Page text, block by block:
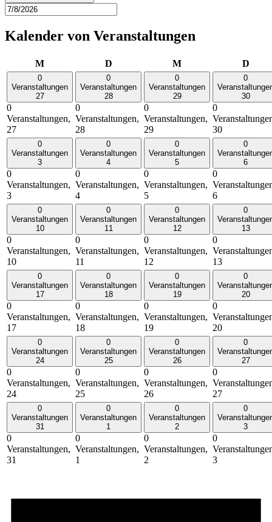
Kalender von Veranstaltungen
MMontag DDienstag MMittwoch D
0
Veranstaltungen
27
0
Veranstaltungen,
27
0
Veranstaltungen
28
0
Veranstaltungen,
28
0
Veranstaltungen
29
0
Veranstaltungen,
29
0
30
0
30
0
Veranstaltungen
3
0
Veranstaltungen,
3
0
Veranstaltungen
4
0
Veranstaltungen,
4
0
Veranstaltungen
5
0
Veranstaltungen,
5
0
6
0
6
0
Veranstaltungen
10
0
Veranstaltungen,
10
0
Veranstaltungen
11
0
Veranstaltungen,
11
0
Veranstaltungen
12
0
Veranstaltungen,
12
0
13
0
13
0
Veranstaltungen
17
0
Veranstaltungen,
17
0
Veranstaltungen
18
0
Veranstaltungen,
18
0
Veranstaltungen
19
0
Veranstaltungen,
19
0
20
0
20
0
Veranstaltungen
24
0
Veranstaltungen,
24
0
Veranstaltungen
25
0
Veranstaltungen,
25
0
Veranstaltungen
26
0
Veranstaltungen,
26
0
27
0
27
0
Veranstaltungen
31
0
Veranstaltungen,
31
0
Veranstaltungen
1
0
Veranstaltungen,
1
0
Veranstaltungen
2
0
Veranstaltungen,
2
0
3
0
3